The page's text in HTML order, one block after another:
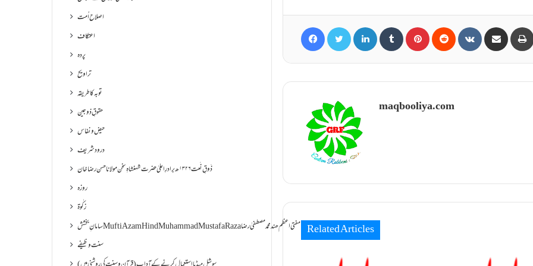
maqbooliya.com
Related Articles
اصلاح اُمت
اعتکاف
پردہ
تراویح
توبہ کا طریقہ
حقوقِ ذوجین
حیض و نفاس
درود شریف
ذَوقِ نَعت ۱۳۲۶ھ برادرِ اعلیٰ حضرت شہنشاہِ سخن مولانا حسن رضا خان
روزہ
زکٰوۃ
سامانِ بخشش Mufti Azam Hind Muhammad Mustafa Raza مفتی اعظم ھند محمد مصطفیٰ رضا
سنت وظیفے